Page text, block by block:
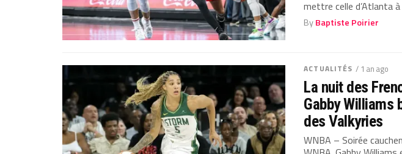
mettre celle d’Atlanta à
ByBaptiste Poirier
ACTUALITÉS / 1 an ago
La nuit des
Gabby Williams
des Valkyries
WNBA – Soirée